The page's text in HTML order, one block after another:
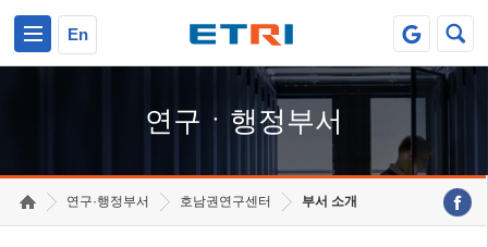
En
연구ㆍ행정부서
연구·행정부서 호남권연구센터 부서 소개